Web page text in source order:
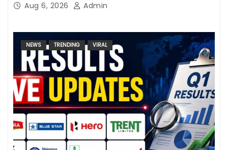
Aug 6, 2026 Admin
NEWS TRENDING VIRAL